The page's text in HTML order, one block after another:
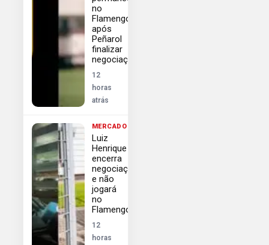
no
Flamengo
após
Peñarol
finalizar
negociações
12
horas
atrás
MERCADO
Luiz
Henrique
encerra
negociação
e não
jogará
no
Flamengo
12
horas